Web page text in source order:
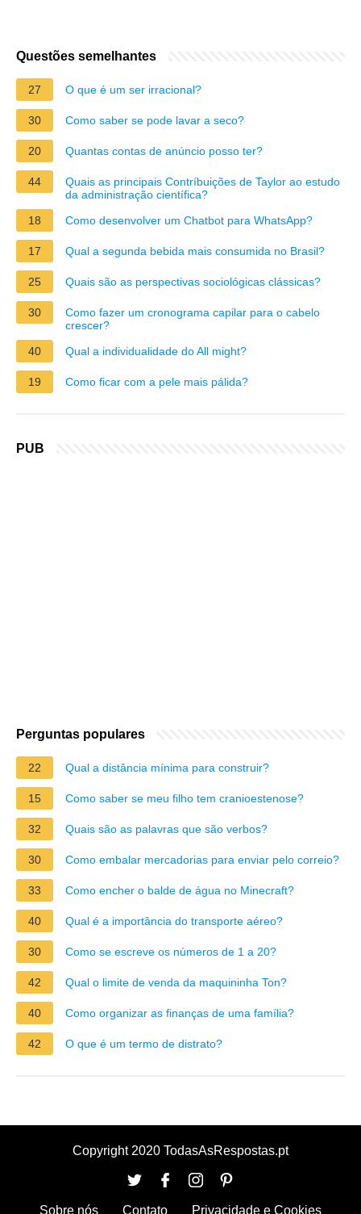
Questões semelhantes
27 O que é um ser irracional?
30 Como saber se pode lavar a seco?
20 Quantas contas de anúncio posso ter?
44
Quais as principais Contríbuições de Taylor ao estudo
da administração científica?
18
Como desenvolver um Chatbot para WhatsApp?
17 Qual a segunda bebida mais consumida no Brasil?
25 Quais são as perspectivas sociológicas clássicas?
30
Como fazer um cronograma capilar para o cabelo
crescer?
40
Qual a individualidade do All might?
19 Como ficar com a pele mais pálida?
PUB
Perguntas populares
22 Qual a distância mínima para construir?
15 Como saber se meu filho tem cranioestenose?
32 Quais são as palavras que são verbos?
30 Como embalar mercadorias para enviar pelo correio?
33 Como encher o balde de água no Minecraft?
40 Qual é a importância do transporte aéreo?
30 Como se escreve os números de 1 a 20?
42 Qual o limite de venda da maquininha Ton?
40 Como organizar as finanças de uma família?
42 O que é um termo de distrato?
Copyright 2020 TodasAsRespostas.pt
Sobre nós Contato Privacidade e Cookies